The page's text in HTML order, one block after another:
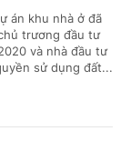
án khu nhà ở đã
trương đầu tư
và nhà đầu tư
sử dụng đất...